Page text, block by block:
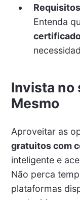
Entenda
Invista no
Mesmo
Aproveitar as
gratuitos com
inteligente e
Não perca
plataformas